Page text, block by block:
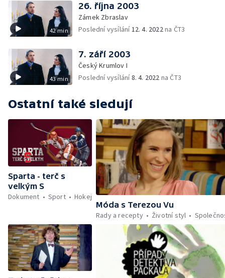
42 min
26. října 2003
Zámek Zbraslav
Poslední vysílání12. 4. 2022na ČT3
43 min
7. září 2003
Český Krumlov I
Poslední vysílání8. 4. 2022 na ČT3
Ostatní také sledují
Sparta - terč s
velkým S
Dokument
Sport
Hokej
Móda s Terezou Vu
Rady a recepty
Životní styl